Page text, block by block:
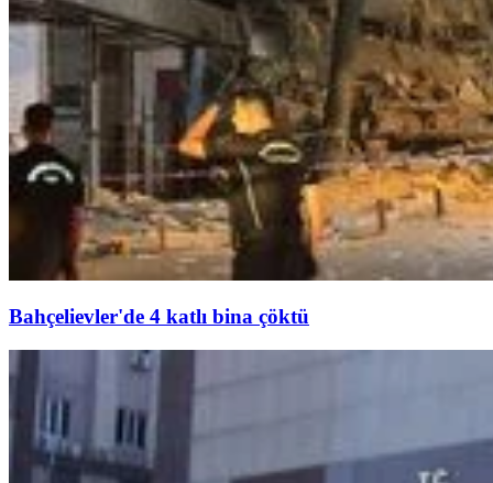
Bahçelievler'de 4 katlı bina çöktü